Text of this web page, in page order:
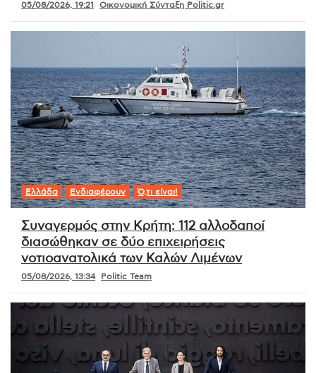
05/08/2026, 19:21 Οικονομική Σύνταξη Politic.gr
Ελλάδα Ενδιαφέρουν Ό,τι είναι!
Συναγερμός στην Κρήτη: 112 αλλοδαποί
διασώθηκαν σε δύο επιχειρήσεις
νοτιοανατολικά των Καλών Λιμένων
05/08/2026, 13:34 Politic Team